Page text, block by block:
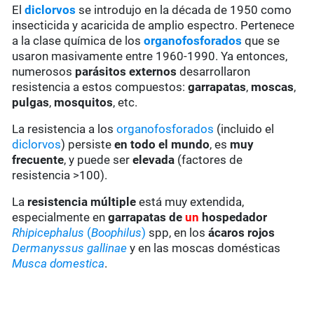
Eldiclorvos se introdujo en la década de 1950 como
insecticida y acaricida de amplio espectro. Pertenece
a la clase química de los organofosforados que se
usaron masivamente entre 1960-1990. Ya entonces,
numerosos parásitos externos desarrollaron
resistencia a estos compuestos:garrapatas, moscas,
pulgas, mosquitos, etc.
La resistencia a losorganofosforados (incluido el
diclorvos) persisteen todo el mundo, es muy
frecuente, y puede serelevada (factores de
resistencia >100).
La resistencia múltiple está muy extendida,
especialmente engarrapatas deun hospedador
Rhipicephalus (Boophilus)spp, en losácaros rojos
Dermanyssus gallinae y en las moscas domésticas
Musca domestica.